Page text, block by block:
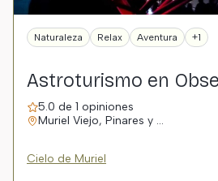
Naturaleza Relax Aventura +1
Astroturismo en
5.0 de 1 opiniones
Muriel Viejo, Pinares y …
Cielo de Muriel